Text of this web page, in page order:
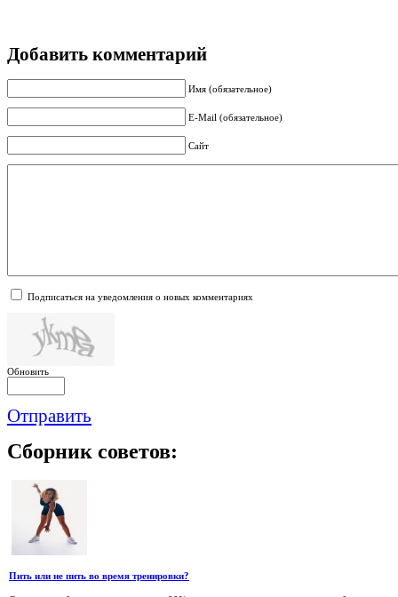
Добавить комментарий
Имя (обязательное)
E-Mail (обязательное)
Сайт
Подписаться на уведомления о новых комментариях
Обновить
Отправить
Сборник советов:
Пить или не пить во время тренировки?